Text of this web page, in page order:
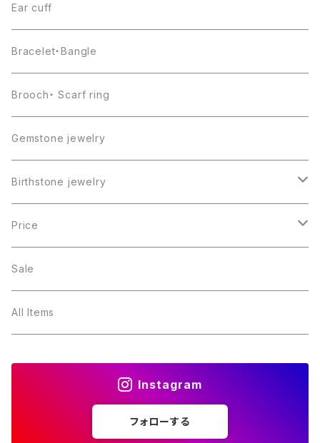
Ear cuff
Bracelet・Bangle
Brooch・ Scarf ring
Gemstone jewelry
Birthstone jewelry
１月・ガーネット
２月・アメジスト
３月・アクアマリン
Price
～5000円
～10000円
Sale
All Items
Instagram
フォローする